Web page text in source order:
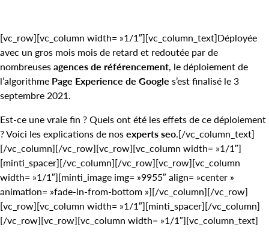
[vc_row][vc_column width= »1/1″][vc_column_text]Déployée
avec un gros mois mois de retard et redoutée par de
nombreusesagences de référencement, le déploiement de
l’algorithme Page Experience de Google s’est finalisé le 3
septembre 2021.
Est-ce une vraie fin ? Quels ont été les effets de ce déploiement
? Voici les explications de nosexperts seo.[/vc_column_text]
[/vc_column][/vc_row][vc_row][vc_column width= »1/1″]
[minti_spacer][/vc_column][/vc_row][vc_row][vc_column
width= »1/1″][minti_image img= »9955″ align= »center »
animation= »fade-in-from-bottom »][/vc_column][/vc_row]
[vc_row][vc_column width= »1/1″][minti_spacer][/vc_column]
[/vc_row][vc_row][vc_column width= »1/1″][vc_column_text]